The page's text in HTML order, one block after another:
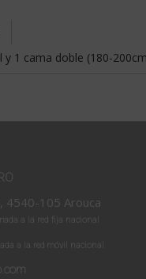
y 1 cama doble (180-
4540-105 Arouca
a la red fija nacional
a la red móvil nacional